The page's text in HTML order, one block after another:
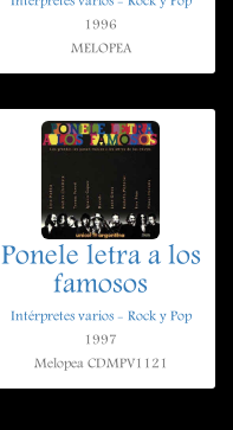
1996
MELOPEA
Ponele letra a los
famosos
Intérpretes varios - Rock y Pop
1997
Melopea CDMPV1121